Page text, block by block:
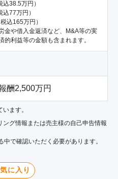
38.5万円）
77万円）
込165万円）
金や借入金返済など、M&A等の実
利益等の金額も含まれます。
酬2,500万円
ます。
グ情報または売主様の自己申告情報
で確認いただく必要があります。
に入り